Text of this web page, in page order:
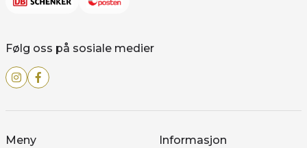
Følg oss på sosiale medier
Meny Informasjon